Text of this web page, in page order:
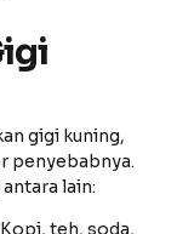
gigi kuning,
penyebabnya.
lain:
Kopi, teh, soda,